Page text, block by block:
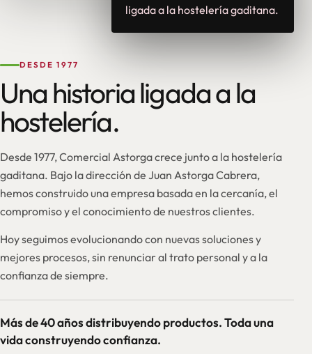
ligada a la hostelería gaditana.
DESDE 1977
Una historia ligada a la
hostelería.
Desde 1977, Comercial Astorga crece junto a la hostelería
gaditana. Bajo la dirección de Juan Astorga Cabrera,
hemos construido una empresa basada en la cercanía, el
compromiso y el conocimiento de nuestros clientes.
Hoy seguimos evolucionando con nuevas soluciones y
mejores procesos, sin renunciar al trato personal y a la
confianza de siempre.
Más de 40 años distribuyendo productos. Toda una
vida construyendo confianza.